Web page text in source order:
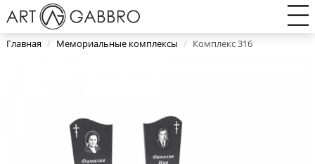
Главная / Мемориальные комплексы / Комплекс 316